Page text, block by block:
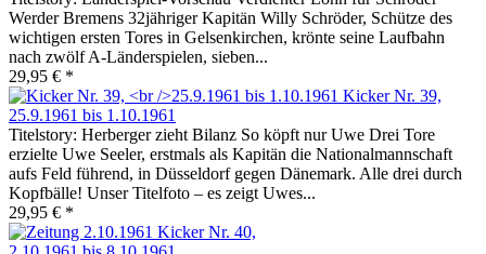
Werder Bremens 32jähriger Kapitän Willy Schröder, Schütze des
wichtigen ersten Tores in Gelsenkirchen, krönte seine Laufbahn
nach zwölf A-Länderspielen, sieben...
29,95 € *
Kicker Nr. 39,
25.9.1961 bis 1.10.1961
Titelstory: Herberger zieht Bilanz So köpft nur Uwe Drei Tore
erzielte Uwe Seeler, erstmals als Kapitän die Nationalmannschaft
aufs Feld führend, in Düsseldorf gegen Dänemark. Alle drei durch
Kopfbälle! Unser Titelfoto – es zeigt Uwes...
29,95 € *
Kicker Nr. 40,